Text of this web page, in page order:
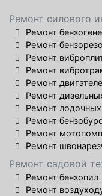
Ремонт силового
Ремонт
Ремонт
Ремонт
Ремонт
Ремонт
Ремонт
Ремонт
Ремонт
Ремонт мотопомп
Ремонт
Ремонт садовой
Ремонт бензопил
Ремонт